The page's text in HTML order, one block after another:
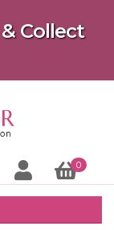
Collect
0